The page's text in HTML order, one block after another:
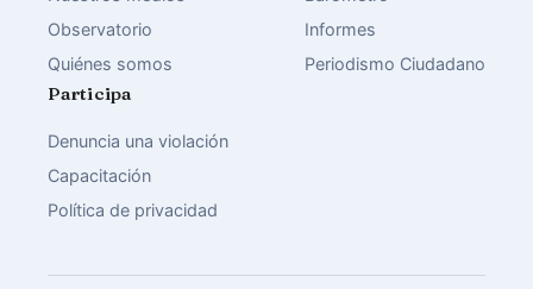
Observatorio
Quiénes somos
Informes
Periodismo Ciudadano
Participa
Denuncia una violación
Capacitación
Política de privacidad